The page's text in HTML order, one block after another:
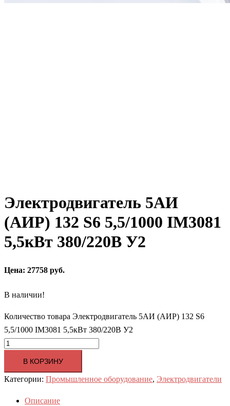
Электродвигатель 5АИ
(АИР) 132 S6 5,5/1000 IM3081
5,5кВт 380/220В У2
Цена: 27758 руб.
В наличии!
Количество товара Электродвигатель 5АИ (АИР) 132 S6
5,5/1000 IM3081 5,5кВт 380/220В У2
В КОРЗИНУ
Категории: Промышленное оборудование, Электродвигатели
Описание